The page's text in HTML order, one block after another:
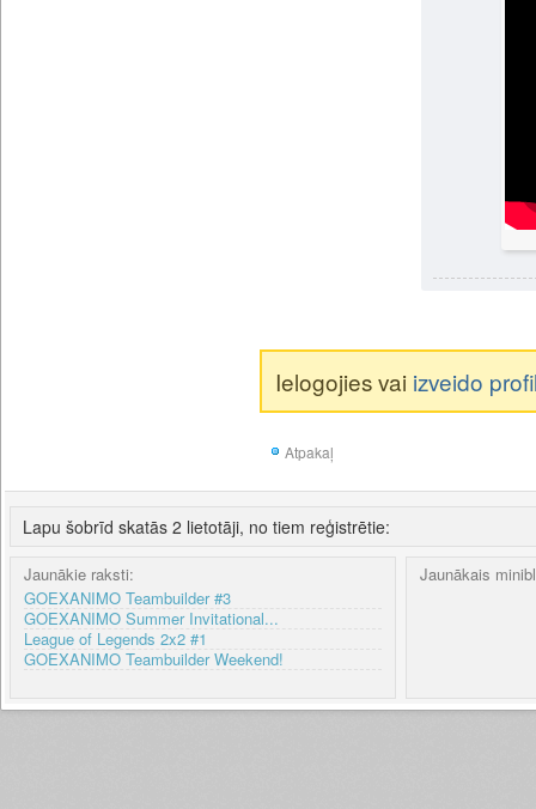
Ielogojies vai izveido
Atpakaļ
Lapu šobrīd skatās 2 lietotāji, no tiem reģistrētie:
Jaunākie raksti:
GOEXANIMO Teambuilder #3
GOEXANIMO Summer Invitational...
League of Legends 2x2 #1
GOEXANIMO Teambuilder Weekend!
Jaunākais